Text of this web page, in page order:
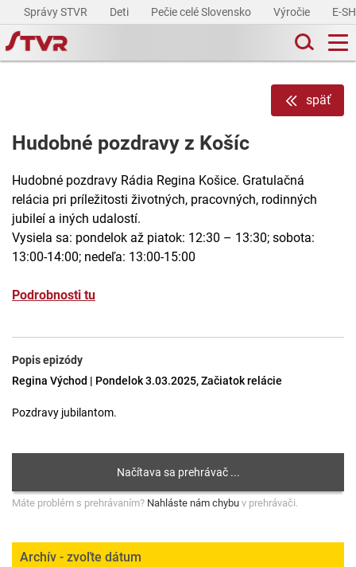
Správy STVR Deti Pečie celé Slovensko Výročie E-
späť
Hudobné pozdravy z Košíc
Hudobné pozdravy Rádia Regina Košice. Gratulačná
relácia pri príležitosti životných, pracovných, rodinných
jubileí a iných udalostí.
Vysiela sa: pondelok až piatok: 12:30 – 13:30; sobota:
13:00-14:00; nedeľa: 13:00-15:00
Podrobnosti tu
Popis epizódy
Regina Východ | Pondelok 3.03.2025, Začiatok relácie
Pozdravy jubilantom.
Máte problém s prehrávaním? Nahláste nám chybu v prehrávači.
Archív - zvoľte dátum